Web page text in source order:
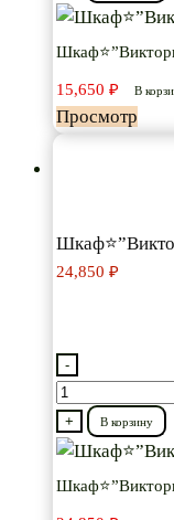
914
90”
15,650 ₽ В
Просмотр
24,850 ₽
-
Количество
товара
+ В корзину